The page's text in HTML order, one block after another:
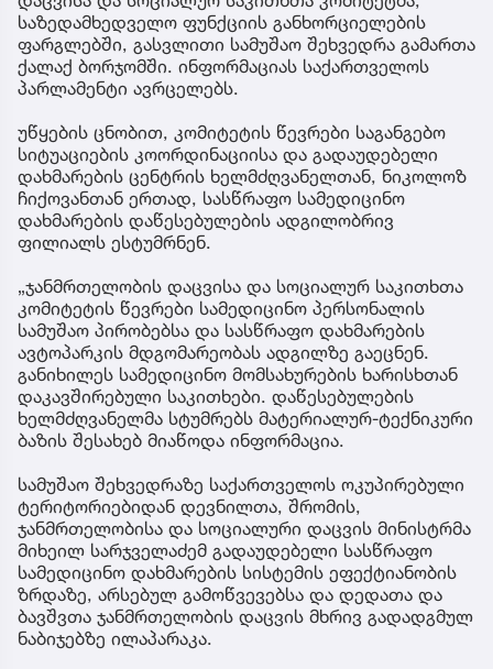
საზედამხედველო ფუნქციის განხორციელების
ფარგლებში, გასვლითი სამუშაო შეხვედრა გამართა
ქალაქ ბორჯომში. ინფორმაციას საქართველოს
პარლამენტი ავრცელებს.
უწყების ცნობით, კომიტეტის წევრები საგანგებო
სიტუაციების კოორდინაციისა და გადაუდებელი
დახმარების ცენტრის ხელმძღვანელთან, ნიკოლოზ
ჩიქოვანთან ერთად, სასწრაფო სამედიცინო
დახმარების დაწესებულების ადგილობრივ
ფილიალს ესტუმრნენ.
„ჯანმრთელობის დაცვისა და სოციალურ საკითხთა
კომიტეტის წევრები სამედიცინო პერსონალის
სამუშაო პირობებსა და სასწრაფო დახმარების
ავტოპარკის მდგომარეობას ადგილზე გაეცნენ.
განიხილეს სამედიცინო მომსახურების ხარისხთან
დაკავშირებული საკითხები. დაწესებულების
ხელმძღვანელმა სტუმრებს მატერიალურ-ტექნიკური
ბაზის შესახებ მიაწოდა ინფორმაცია.
სამუშაო შეხვედრაზე საქართველოს ოკუპირებული
ტერიტორიებიდან დევნილთა, შრომის,
ჯანმრთელობისა და სოციალური დაცვის მინისტრმა
მიხეილ სარჯველაძემ გადაუდებელი სასწრაფო
სამედიცინო დახმარების სისტემის ეფექტიანობის
ზრდაზე, არსებულ გამოწვევებსა და დედათა და
ბავშვთა ჯანმრთელობის დაცვის მხრივ გადადგმულ
ნაბიჯებზე ილაპარაკა.